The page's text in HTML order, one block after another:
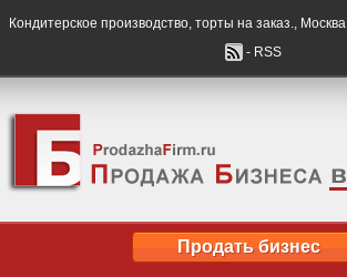
Кондитерское производство, торты на заказ., Москва
- RSS
Продать бизнес